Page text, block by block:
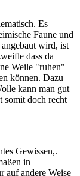
Es
Faune und
wird, ist
dass da
Weile "ruhen"
können. Dazu
kann man gut
somit doch recht
Gewissen,.
in
auf andere Weise